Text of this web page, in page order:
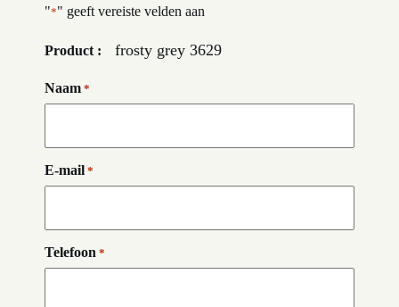
"*" geeft vereiste velden aan
Product : frosty grey 3629
Naam *
E-mail *
Telefoon *